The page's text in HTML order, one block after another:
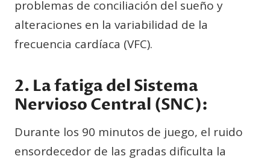
problemas de conciliación del sueño y
alteraciones en la variabilidad de la
frecuencia cardíaca (VFC).
2. La fatiga del Sistema
Nervioso Central (SNC):
Durante los 90 minutos de juego, el ruido
ensordecedor de las gradas dificulta la